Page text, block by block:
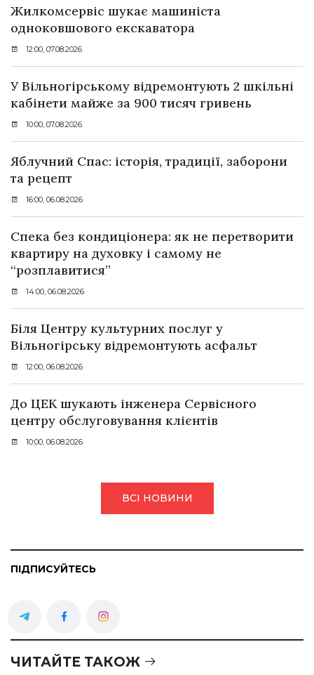
Жилкомсервіс шукає машиніста
одноковшового екскаватора
12:00, 07.08.2026
У Вільногірському відремонтують 2 шкільні
кабінети майже за 900 тисяч гривень
10:00, 07.08.2026
Яблучний Спас: історія, традиції, заборони
та рецепт
16:00, 06.08.2026
Спека без кондиціонера: як не перетворити
квартиру на духовку і самому не
“розплавитися”
14:00, 06.08.2026
Біля Центру культурних послуг у
Вільногірську відремонтують асфальт
12:00, 06.08.2026
До ЦЕК шукають інженера Сервісного
центру обслуговування клієнтів
10:00, 06.08.2026
ВСІ НОВИНИ
ПІДПИСУЙТЕСЬ
ЧИТАЙТЕ ТАКОЖ